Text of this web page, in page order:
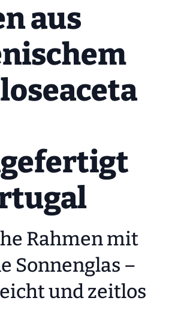
aus
Rahmen mit
Sonnenglas –
und zeitlos